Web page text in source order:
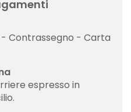
Contrassegno - Carta
espresso in